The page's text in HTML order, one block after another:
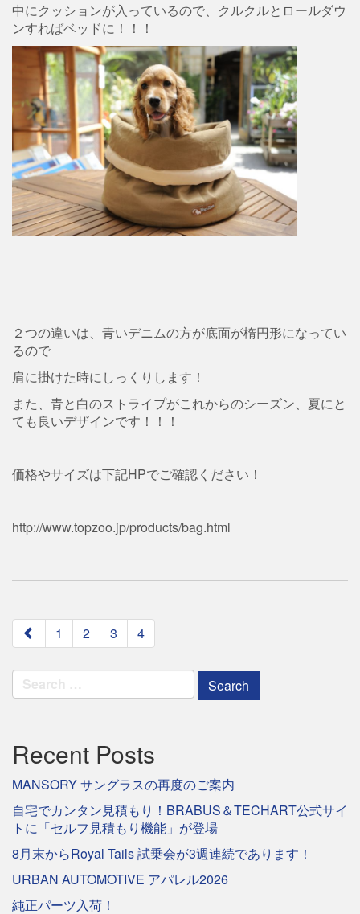
中にクッションが入っているので、クルクルとロールダウ
ンすればベッドに！！！
２つの違いは、青いデニムの方が底面が楕円形になってい
るので
肩に掛けた時にしっくりします！
また、青と白のストライプがこれからのシーズン、夏にと
ても良いデザインです！！！
価格やサイズは下記HPでご確認ください！
http://www.topzoo.jp/products/bag.html
paging-
navigation
1 2 3 4
Search
for:
Recent Posts
MANSORY サングラスの再度のご案内
自宅でカンタン見積もり！BRABUS＆TECHART公式サイ
トに「セルフ見積もり機能」が登場
8月末からRoyal Tails 試乗会が3週連続であります！
URBAN AUTOMOTIVE アパレル2026
純正パーツ入荷！